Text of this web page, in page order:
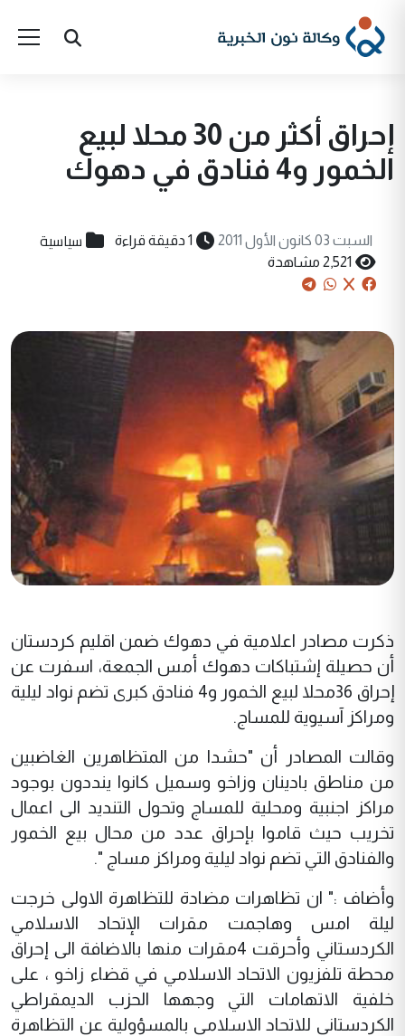
إحراق أكثر من 30 محلا لبيع
الخمور و4 فنادق في دهوك
السبت 03 كانون الأول 2011 1 دقيقة قراءة سياسية
2,521 مشاهدة
ذكرت مصادر اعلامية في دهوك ضمن اقليم كردستان
أن حصيلة إشتباكات دهوك أمس الجمعة، اسفرت عن
إحراق 36محلا لبيع الخمور و4 فنادق كبرى تضم نواد ليلية
ومراكز آسيوية للمساج.
وقالت المصادر أن "حشدا من المتظاهرين الغاضبين
من مناطق بادينان وزاخو وسميل كانوا ينددون بوجود
مراكز اجنبية ومحلية للمساج وتحول التنديد الى اعمال
تخريب حيث قاموا بإحراق عدد من محال بيع الخمور
والفنادق التي تضم نواد ليلية ومراكز مساج ".
وأضاف :" ان تظاهرات مضادة للتظاهرة الاولى خرجت
ليلة امس وهاجمت مقرات الإتحاد الاسلامي
الكردستاني وأحرقت 4مقرات منها بالاضافة الى إحراق
محطة تلفزيون الاتحاد الاسلامي في قضاء زاخو ، على
خلفية الاتهامات التي وجهها الحزب الديمقراطي
الكردستاني للاتحاد الاسلامي بالمسؤولية عن التظاهرة